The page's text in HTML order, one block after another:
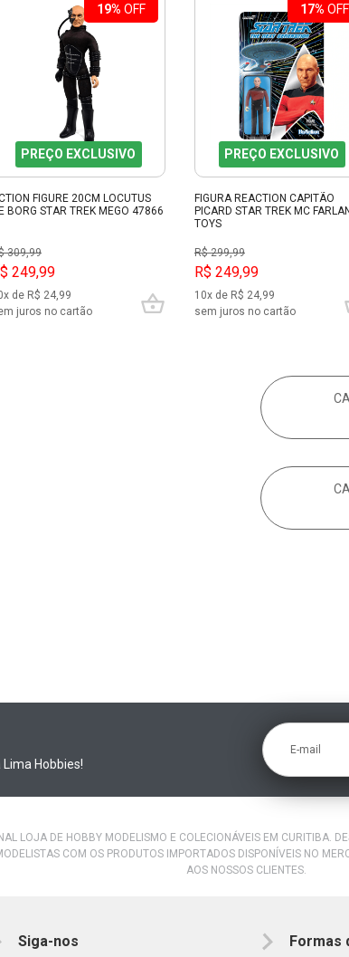
19% OFF
PREÇO EXCLUSIVO
FIGURE 20CM LOCUTUS
BORG STAR TREK MEGO 47866
309,99
249,99
de R$ 24,99
juros no cartão
17% OFF
PREÇO EXCLUSIVO
FIGURA REACTION CAPITÃO
PICARD STAR TREK MC
TOYS
R$ 299,99
R$ 249,99
10x de R$ 24,99
sem juros no cartão
Hobbies!
E-mail
LOJA DE HOBBY MODELISMO E COLECIONÁVEIS EM CURITIBA.
COM OS PRODUTOS IMPORTADOS DISPONÍVEIS NO
AOS NOSSOS CLIENTES.
Siga-nos Formas